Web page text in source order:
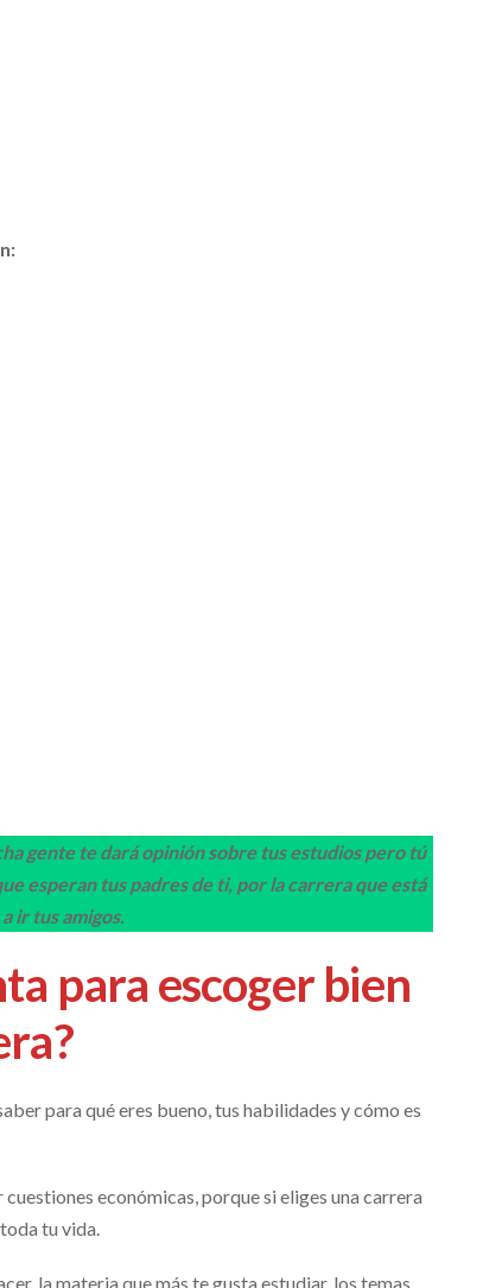
gente te dará opinión sobre tus estudios pero tú
esperan tus padres de ti, por la carrera que está
ir tus amigos.
para escoger bien
para qué eres bueno, tus habilidades y cómo es
económicas, porque si eliges una carrera
tu vida.
la materia que más te gusta estudiar, los temas